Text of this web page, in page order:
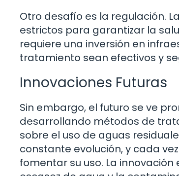
Otro desafío es la regulación.
estrictos para garantizar la
requiere una inversión en
tratamiento sean efectivos y
Innovaciones Futuras
Sin embargo, el futuro se ve
desarrollando métodos de
sobre el uso de aguas
constante evolución, y cada
fomentar su uso. La